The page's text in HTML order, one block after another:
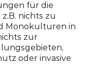
für die
nichts zu
Monokulturen in
zur
oder invasive